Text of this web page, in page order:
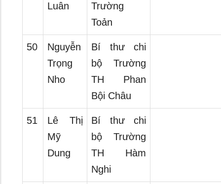
Luân
Trường
Toản
50
Nguyễn
Trọng
Nho
Bí thư chi
bộ Trường
TH Phan
Bội Châu
51
Lê Thị
Mỹ
Dung
Bí thư chi
bộ Trường
TH Hàm
Nghi